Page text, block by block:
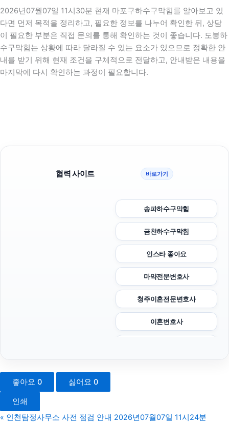
2026년07월07일 11시30분 현재 마포구하수구막힘를 알아보고 있
다면 먼저 목적을 정리하고, 필요한 정보를 나누어 확인한 뒤, 상담
이 필요한 부분은 직접 문의를 통해 확인하는 것이 좋습니다. 도봉하
수구막힘는 상황에 따라 달라질 수 있는 요소가 있으므로 정확한 안
내를 받기 위해 현재 조건을 구체적으로 전달하고, 안내받은 내용을
마지막에 다시 확인하는 과정이 필요합니다.
협력 사이트 바로가기
송파하수구막힘
금천하수구막힘
인스타 좋아요
마약전문변호사
청주이혼전문변호사
이혼변호사
서울마약변호사
좋아요 0 싫어요 0
인쇄
« 인천탐정사무소 사전 점검 안내 2026년07월07일 11시24분